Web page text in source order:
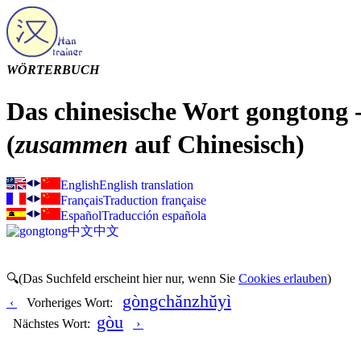
WÖRTERBUCH
Das chinesische Wort
(zusammen auf Chinesisch)
EnglishEnglish translation
FrançaisTraduction française
EspañolTraducción española
中文中文
🔍(Das Suchfeld erscheint hier nur, wenn Sie Cookies erlauben)
‹
Vorheriges Wort: gòngchănzhŭyì
Nächstes Wort: gòu ›